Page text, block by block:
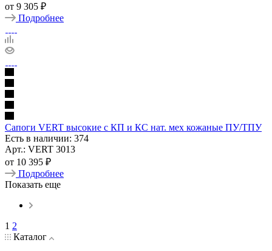
от 9 305 ₽
Подробнее
Сапоги VERT высокие с КП и КС нат. мех кожаные ПУ/ТПУ
Есть в наличии: 374
Арт.: VERT 3013
от 10 395 ₽
Подробнее
Показать еще
1 2
Каталог